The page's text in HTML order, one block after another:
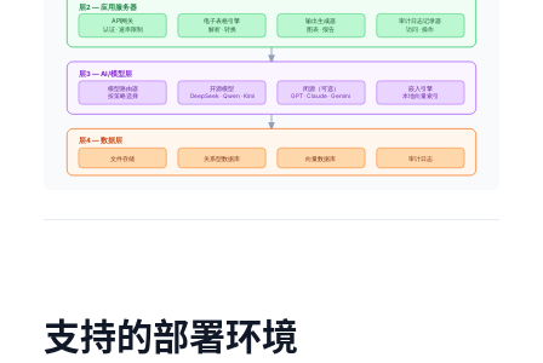
层2 — 应用服务器
API网关
认证 · 速率限制
电子表格引擎
解析 · 转换
输出生成器
图表 · 报告
审计日志记录器
访问 · 操作
层3 — AI/模型层
模型路由器
按策略选择
开源模型
DeepSeek · Qwen · Kimi
闭源（可选）
GPT · Claude · Gemini
嵌入引擎
本地向量索引
层4 — 数据层
文件存储 关系型数据库 向量数据库 审计日志
支持的部署环境